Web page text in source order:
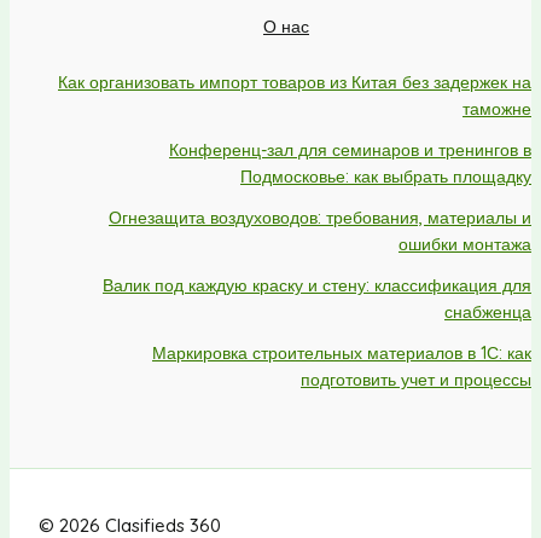
О нас
Как организовать импорт товаров из Китая без задержек на
таможне
Конференц-зал для семинаров и тренингов в
Подмосковье: как выбрать площадку
Огнезащита воздуховодов: требования, материалы и
ошибки монтажа
Валик под каждую краску и стену: классификация для
снабженца
Маркировка строительных материалов в 1С: как
подготовить учет и процессы
© 2026 Clasifieds 360